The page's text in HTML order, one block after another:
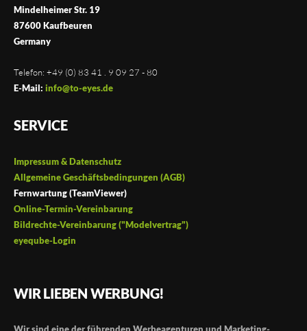
Mindelheimer Str. 19
87600 Kaufbeuren
Germany
Telefon: +49 (0) 83 41 . 9 09 27 - 80
E-Mail: info@to-eyes.de
SERVICE
Impressum & Datenschutz
Allgemeine Geschäftsbedingungen (AGB)
Fernwartung (TeamViewer)
Online-Termin-Vereinbarung
Bildrechte-Vereinbarung ("Modelvertrag")
eyeqube-Login
WIR LIEBEN WERBUNG!